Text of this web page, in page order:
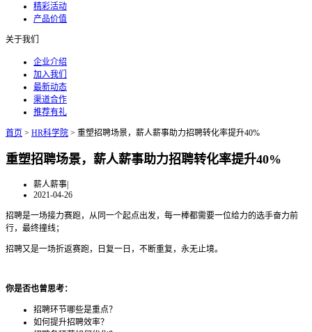
精彩活动
产品价值
关于我们
企业介绍
加入我们
最新动态
渠道合作
推荐有礼
首页 > HR科学院 > 重塑招聘场景，薪人薪事助力招聘转化率提升40%
重塑招聘场景，薪人薪事助力招聘转化率提升40%
薪人薪事|
2021-04-26
招聘是一场接力赛跑，从同一个起点出发，每一棒都需要一位给力的选手奋力前
行，最终撞线；
招聘又是一场折返赛跑，日复一日，不断重复，永无止境。
你是否也曾思考：
招聘环节哪些是重点？
如何提升招聘效率？